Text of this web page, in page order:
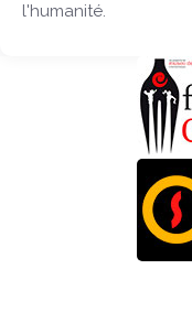
l'humanité.